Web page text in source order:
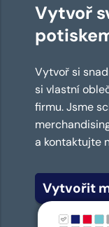
Vytvoř
Vytvoř si
si vlastní
firmu. Jsme
a kontaktujte
Vytvořit